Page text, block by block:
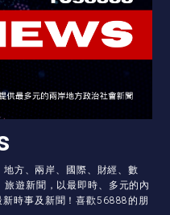
方、兩岸、國際、財經、數
遊新聞，以最即時、多元的內
時事及新聞！喜歡56888的朋